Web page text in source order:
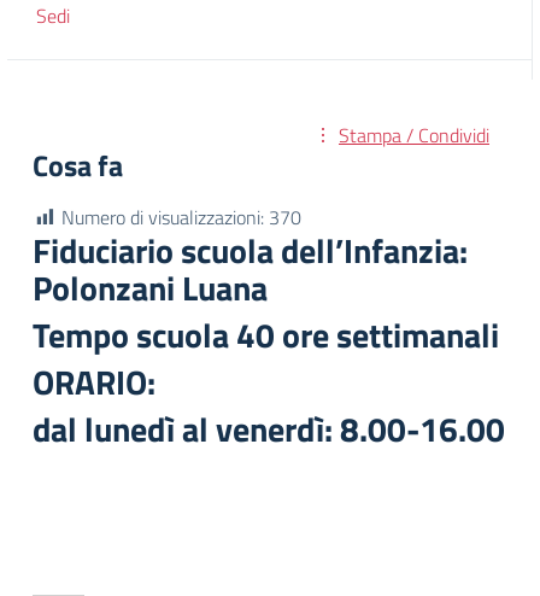
Sedi
Stampa / Condividi
Cosa fa
Numero di visualizzazioni: 370
Fiduciario scuola dell’Infanzia:
Polonzani Luana
Tempo scuola 40 ore settimanali
ORARIO:
dal lunedì al venerdì: 8.00-16.00